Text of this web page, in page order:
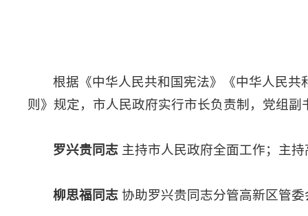
根据《中华人民共和国宪法》《中华人民
则》规定，市人民政府实行市长负责制，党组
罗兴贵同志 主持市人民政府全面工作；主
柳思福同志协助罗兴贵同志分管高新区管